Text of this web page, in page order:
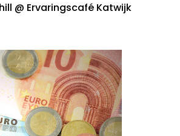
@ Ervaringscafé Katwijk